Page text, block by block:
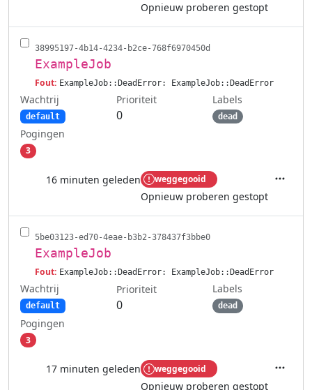
Opnieuw proberen gestopt
38995197-4b14-4234-b2ce-768f6970450d
ExampleJob
Fout: ExampleJob::DeadError: ExampleJob::DeadError
Wachtrij
default
Prioriteit
0
Labels
dead
Pogingen
3
16 minuten geleden weggegooid
Opnieuw proberen gestopt
Acties
5be03123-ed70-4eae-b3b2-378437f3bbe0
ExampleJob
Fout: ExampleJob::DeadError: ExampleJob::DeadError
Wachtrij
default
Prioriteit
0
Labels
dead
Pogingen
3
17 minuten geleden weggegooid
Opnieuw proberen gestopt